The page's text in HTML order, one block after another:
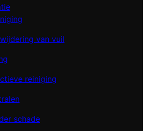
van vuil
reiniging
schade